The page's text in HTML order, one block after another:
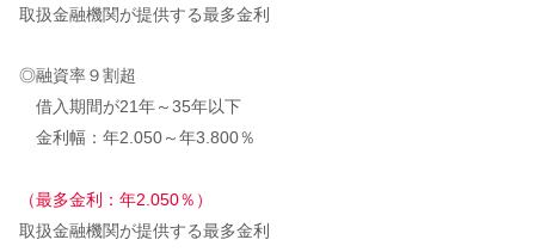
取扱金融機関が提供する最多金利
◎融資率９割超
借入期間が21年～35年以下
金利幅：年2.050～年3.800％
（最多金利：年2.050％）
取扱金融機関が提供する最多金利